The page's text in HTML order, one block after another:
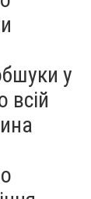
у
всій